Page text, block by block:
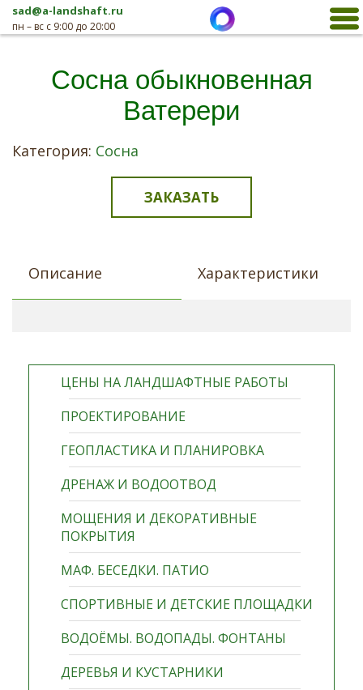
sad@a-landshaft.ru
пн – вс с 9:00 до 20:00
ЦЕНЫ НА ЛАНДШАФТНЫЕ РАБОТЫ
ПРОЕКТИРОВАНИЕ
ГЕОПЛАСТИКА И ПЛАНИРОВКА
ДРЕНАЖ И ВОДООТВОД
МОЩЕНИЯ И ДЕКОРАТИВНЫЕ
ПОКРЫТИЯ
МАФ. БЕСЕДКИ. ПАТИО
СПОРТИВНЫЕ И ДЕТСКИЕ ПЛОЩАДКИ
ВОДОЁМЫ. ВОДОПАДЫ. ФОНТАНЫ
ДЕРЕВЬЯ И КУСТАРНИКИ
Сосна обыкновенная
Ватерери
Категория: Сосна
ЗАКАЗАТЬ
Описание Характеристики